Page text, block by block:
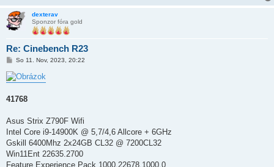
dexterav
Sponzor fóra gold
Re: Cinebench R23
P
í
s
e
v
So 11. Nov, 2023, 20:22
41768
Asus Strix Z790F Wifi
Intel Core i9-14900K @ 5,7/4,6 Allcore + 6GHz
Gskill 6400Mhz 2x24GB CL32 @ 7200CL32
Win11Ent 22635.2700
Feature Experience Pack 1000.22678.1000.0